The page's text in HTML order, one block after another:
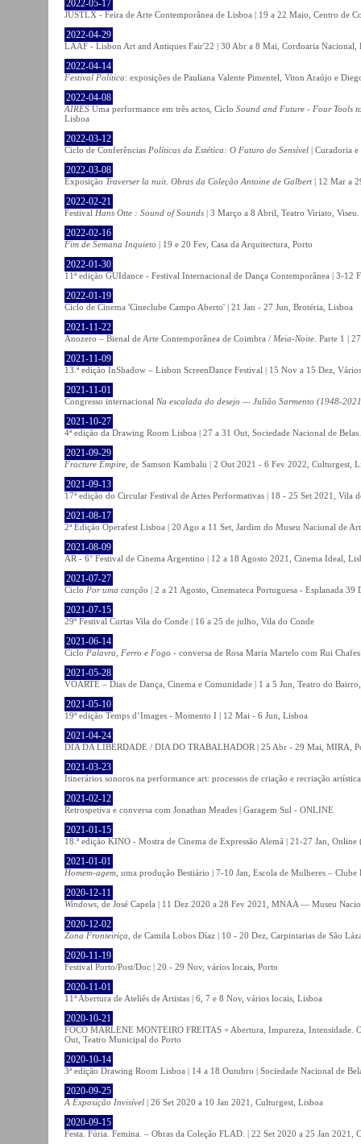
2022-05-17
JUSTLX - Feira de Arte Contemporânea de Lisboa | 19 a 22 Maio, Centro de
2022-04-29
LAAF - Lisbon Art and Antiques Fair'22 | 30 Abr a 8 Mai, Cordoaria Nacional,
2022-04-14
Festival Política: exposições de Pauliana Valente Pimentel, Viton Araújo e
2022-04-08
AIRES Uma performance em três actos, Ciclo Sound and Future - Four Tools
Lisboa
2022-03-12
Ciclo de Conferências Políticas da Estética: O Futuro do Sensível | Curadoria
2022-03-08
Exposição Traverser la nuit. Obras da Coleção Antoine de Galbert | 12 Mar a
2022-02-21
Festival Hans Otte : Sound of Sounds | 3 Março a 8 Abril, Teatro Viriato, Viseu.
2022-02-16
Fim de Semana Inquieto | 19 e 20 Fev, Casa da Arquitectura, Porto
2022-01-30
11ª edição GUIdance - Festival Internacional de Dança Contemporânea | 3-12
2022-01-19
Ciclo de Cinema 'Cineclube Campo Aberto' | 21 Jan - 27 Jun, Brotéria, Lisboa
2021-11-22
Anozero – Bienal de Arte Contemporânea de Coimbra / Meia-Noite . Parte 1 |
2021-11-09
13.ª edição InShadow – Lisbon ScreenDance Festival | 15 Nov a 15 Dez,
2021-11-01
Congresso internacional Na escalada do desejo — Julião Sarmento (1948-
2021-10-27
4ª edição da Drawing Room Lisboa | 27 a 31 Out, Sociedade Nacional de
2021-09-29
Fracture Empire , de Samson Kambalu | 2 Out 2021 - 6 Fev 2022, Culturgest,
2021-09-13
17ª edição do Circular Festival de Artes Performativas | 18 - 25 Set 2021, Vila
2021-08-17
2ª Edição Operafest Lisboa | 20 Ago a 11 Set, Jardim do Museu Nacional de
2021-08-09
AR - 6° Festival de Cinema Argentino | 12 a 18 Agosto 2021, Cinema Ideal,
2021-07-27
Ciclo Por uma canção | 2 a 21 Agosto, Cinemateca Portuguesa - Esplanada 39
2021-07-15
29º Festival Curtas Vila do Conde | 16 a 25 de julho, Vila do Conde
2021-06-14
Ciclo Palavra, Ferro e Fogo - conversa de Rosa Maria Martelo com Rui
2021-05-28
VOARTE – Dias de Dança, Cinema e Comunidade | 1 a 5 Jun, Teatro do
2021-05-10
19ª edição Temps d’Images - Momento I | 12 Mai - 6 Jun, Lisboa
2021-04-24
DIA DA LIBERDADE / DIA DO TRABALHADOR | 25 Abr - 29 Mai, MIRA,
2021-03-23
Itinerários sonoros na performance art: processos de criação e recriação
2021-02-12
Retrospetiva e conversa com Jonathan Meades | Garagem Sul - ONLINE
2021-01-15
18.ª edição KINO - Mostra de Cinema de Expressão Alemã | 21-27 Jan,
2021-01-01
Homem-agem , uma produção Bestiário | 7-10 Jan, Escola de Mulheres – Clube
2020-12-11
Windows , de José Capela | 11 Dez 2020 a 28 Fev 2021, MNAA — Museu
2020-12-02
Zona Fronteiriça , de Camila Lobos Díaz | 10 - 20 Dez, Carpintarias de São
2020-11-19
Festival Porto/Post/Doc | 20 - 29 Nov, vários locais, Porto
2020-11-01
11ª Abertura de Ateliês de Artistas | 6, 7 e 8 Nov, vários locais, Lisboa
2020-10-21
FOCO MARLENE MONTEIRO FREITAS + Abertura, Impureza, Intensidade.
Out, Teatro Municipal do Porto
2020-10-14
3ª edição Drawing Room Lisboa | 14 a 18 Outubro | Sociedade Nacional de
2020-09-25
A Exposição Invisível | 26 Set 2020 a 10 Jan 2021, Culturgest, Lisboa
2020-09-15
Festa. Fúria. Femina. – Obras da Coleção FLAD. | 22 Set 2020 a 25 Jan